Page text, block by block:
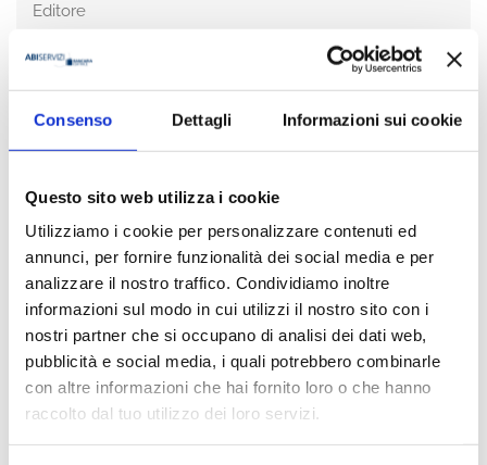
Consenso Dettagli Informazioni sui cookie
Questo sito web utilizza i cookie
Utilizziamo i cookie per personalizzare contenuti ed
annunci, per fornire funzionalità dei social media e per
analizzare il nostro traffico. Condividiamo inoltre
informazioni sul modo in cui utilizzi il nostro sito con i
nostri partner che si occupano di analisi dei dati web,
pubblicità e social media, i quali potrebbero combinarle
con altre informazioni che hai fornito loro o che hanno
raccolto dal tuo utilizzo dei loro servizi.
Editore
2018
Disponibilità
Prezzo
€ 15,00
IVA assolta dall'editore
Acquista
Condividi